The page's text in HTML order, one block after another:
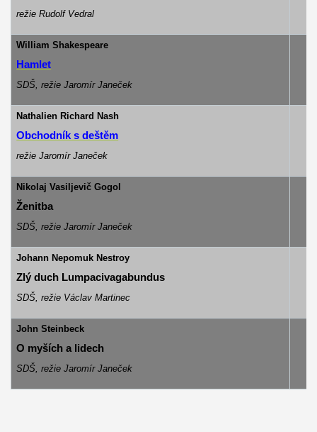
režie Rudolf Vedral
William Shakespeare
Hamlet
SDŠ, režie Jaromír Janeček
Nathalien Richard Nash
Obchodník s deštěm
režie Jaromír Janeček
Nikolaj Vasiljevič Gogol
Ženitba
SDŠ, režie Jaromír Janeček
Johann Nepomuk Nestroy
Zlý duch Lumpacivagabundus
SDŠ, režie Václav Martinec
John Steinbeck
O myších a lidech
SDŠ, režie Jaromír Janeček